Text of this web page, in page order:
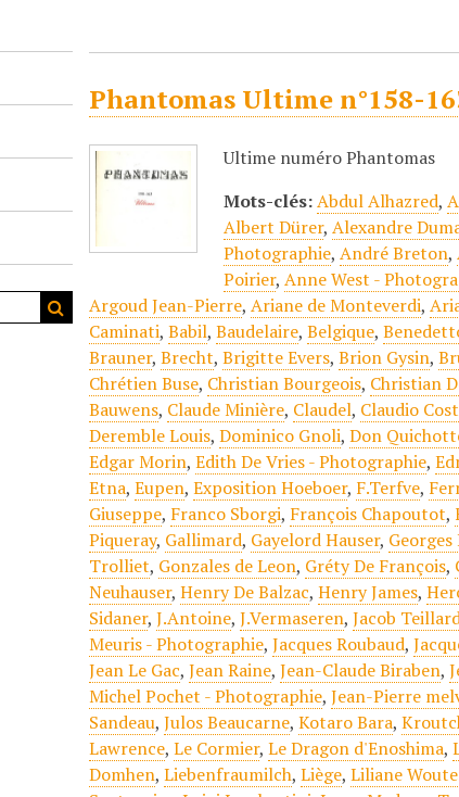
Phantomas Ultime n°158-
Ultime numéro Phantomas
Mots-clés:Abdul Alhazred,
Albert Dürer,Alexandre
Photographie,André Breton,
Poirier,Anne West -
Argoud Jean-Pierre,Ariane de Monteverdi,
Caminati,Babil,Baudelaire,Belgique,
Brauner,Brecht,Brigitte Evers,Brion Gysin,
Chrétien Buse, Christian Bourgeois, Christian
Bauwens, Claude Minière, Claudel, Claudio
Deremble Louis,Dominico Gnoli,Don
Edgar Morin,Edith De Vries - Photographie,
Etna,Eupen,Exposition Hoeboer, F.Terfve,
Giuseppe, Franco Sborgi, François Chapoutot,
Piqueray, Gallimard, Gayelord Hauser,
Trolliet, Gonzales de Leon, Gréty De François,
Neuhauser,Henry De Balzac,Henry James,
Sidaner,J.Antoine,J.Vermaseren,Jacob
Meuris - Photographie,Jacques Roubaud,
Jean Le Gac,Jean Raine,Jean-Claude Biraben,
Michel Pochet - Photographie,Jean-Pierre
Sandeau,Julos Beaucarne,Kotaro Bara,
Lawrence,Le Cormier,Le Dragon d'Enoshima,
Domhen,Liebenfraumilch,Liège,Liliane